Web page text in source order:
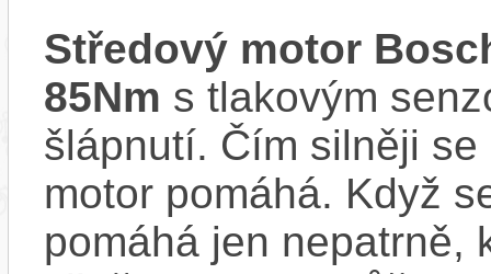
Středový motor
85Nm s tlakovým
šlápnutí. Čím silněji
motor pomáhá. Když
pomáhá jen nepatrně,